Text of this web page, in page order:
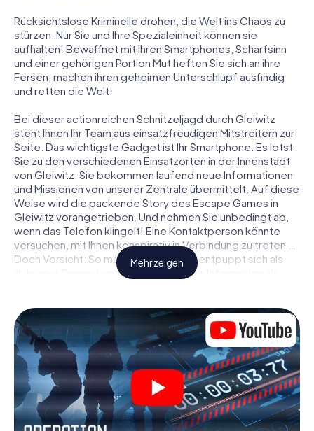
Rücksichtslose Kriminelle drohen, die Welt ins Chaos zu
stürzen. Nur Sie und Ihre Spezialeinheit können sie
aufhalten! Bewaffnet mit Ihren Smartphones, Scharfsinn
und einer gehörigen Portion Mut heften Sie sich an ihre
Fersen, machen ihren geheimen Unterschlupf ausfindig
und retten die Welt.
Bei dieser actionreichen Schnitzeljagd durch Gleiwitz
steht Ihnen Ihr Team aus einsatzfreudigen Mitstreitern zur
Seite. Das wichtigste Gadget ist Ihr Smartphone: Es lotst
Sie zu den verschiedenen Einsatzorten in der Innenstadt
von Gleiwitz. Sie bekommen laufend neue Informationen
und Missionen von unserer Zentrale übermittelt. Auf diese
Weise wird die packende Story des Escape Games in
Gleiwitz vorangetrieben. Und nehmen Sie unbedingt ab,
wenn das Telefon klingelt! Eine Kontaktperson könnte
versuchen, mit Ihnen konspirativ in Verbindung zu treten …
Doch Vorsicht: So mancher Informant entpuppt sich als
dubioser Doppelagent und so manche Information als
Sie niemandem!
Anders als in einem klassischen Escape Room in Gleiwitz
sind Sie also nicht in ein Zimmer eingesperrt, aus dem Sie
sich in einem vorgegebenen Zeitfenster befreien
müssen. Diese Smartphone Schnitzeljagd erklärt ganz
Gleiwitz zu Ihrem persönlichen Spielfeld! Die technische
Voraussetzung für Ihr Agentenabenteuer in Gleiwitz: Ein
Smartphone mit Zugang ins mobile Internet. Per Klick
Mehr zeigen